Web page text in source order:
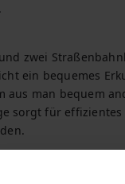
zwei
ein bequemes
man bequem
sorgt für